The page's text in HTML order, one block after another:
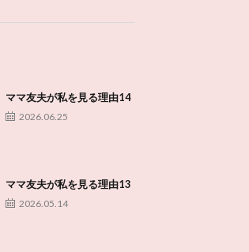
ママ友夫が私を見る理由14
2026.06.25
ママ友夫が私を見る理由13
2026.05.14